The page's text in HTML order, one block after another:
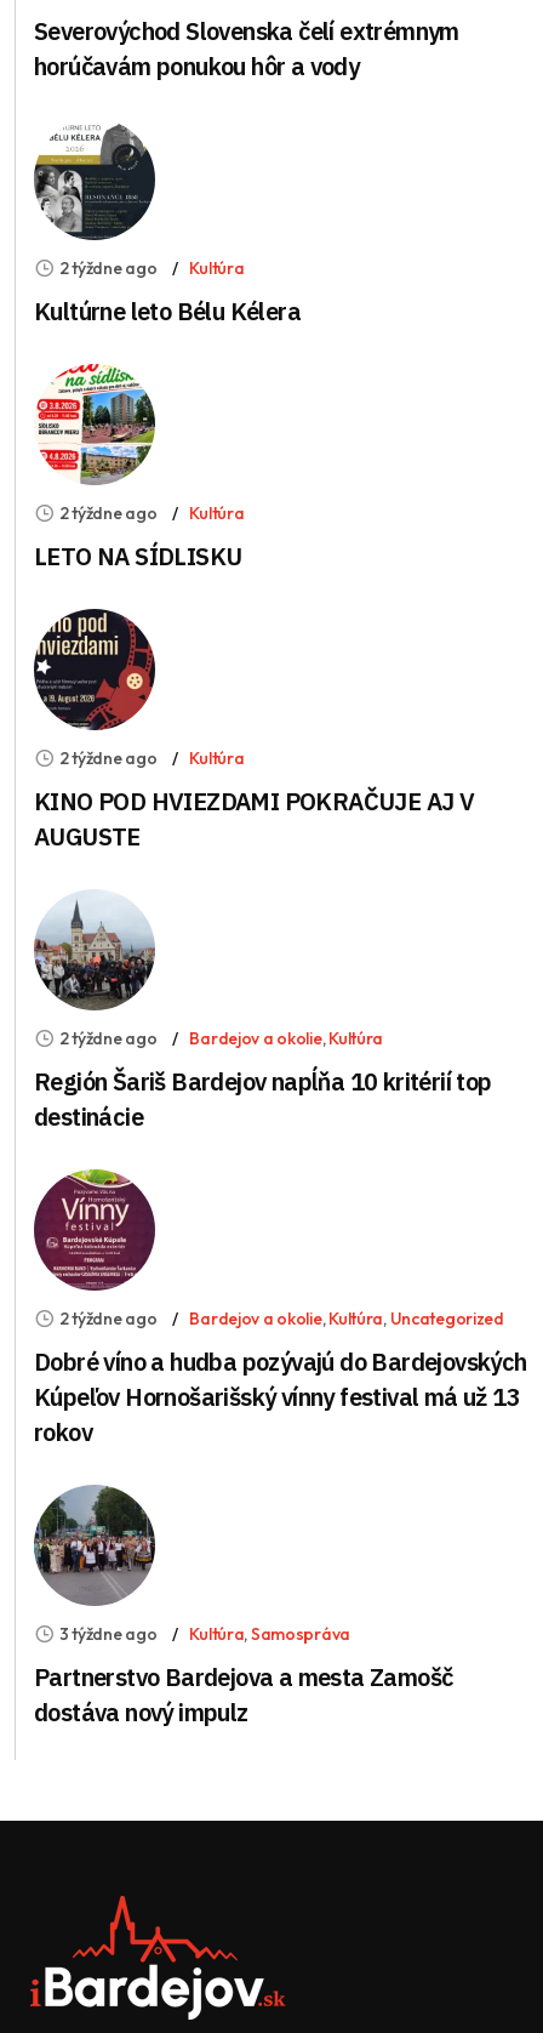
Severovýchod Slovenska čelí extrémnym
horúčavám ponukou hôr a vody
2 týždne ago Kultúra
Kultúrne leto Bélu Kélera
2 týždne ago Kultúra
LETO NA SÍDLISKU
2 týždne ago Kultúra
KINO POD HVIEZDAMI POKRAČUJE AJ V
AUGUSTE
2 týždne ago Bardejov a okolie,Kultúra
Región Šariš Bardejov napĺňa 10 kritérií top
destinácie
2 týždne ago Bardejov a okolie,Kultúra, Uncategorized
Dobré víno a hudba pozývajú do Bardejovských
Kúpeľov Hornošarišský vínny festival má už 13
rokov
3 týždne ago Kultúra,Samospráva
Partnerstvo Bardejova a mesta Zamošč
dostáva nový impulz